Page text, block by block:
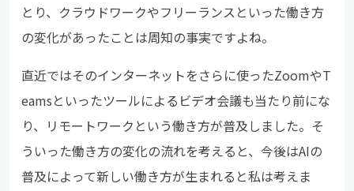
とり、クラウドワークやフリーランスといった働き方
の変化があったことは周知の事実ですよね。
直近ではそのインターネットをさらに使ったZoomやT
eamsといったツールによるビデオ会議も当たり前にな
り、リモートワークという働き方が普及しました。そ
ういった働き方の変化の流れを考えると、今後はAIの
普及によって新しい働き方が生まれると私は考えま